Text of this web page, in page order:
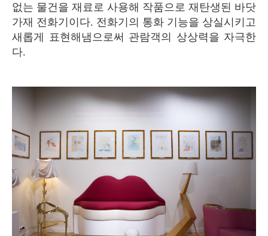
없는 물건을 재료로 사용해 작품으로 재탄생된 바닷
가재 전화기이다. 전화기의 통화 기능을 상실시키고
새롭게 표현해냄으로써 관람객의 상상력을 자극한
다.